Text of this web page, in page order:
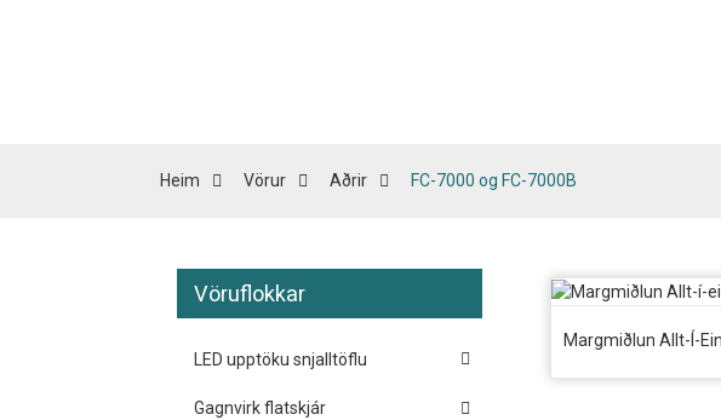
Heim Vörur Aðrir FC-7000 og FC-7000B
Vöruflokkar
LED upptöku snjalltöflu
Gagnvirk flatskjár
Margmiðlun Allt-Í-